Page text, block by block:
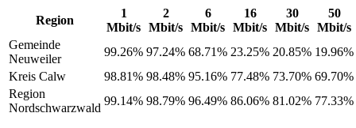
Region
1
Mbit/s
2
Mbit/s
6
Mbit/s
16
Mbit/s
30
Mbit/s
50
Mbit/s
Gemeinde
Neuweiler
99.26% 97.24% 68.71% 23.25% 20.85% 19.96%
Kreis Calw
98.81% 98.48% 95.16% 77.48% 73.70% 69.70%
Region
Nordschwarzwald
99.14% 98.79% 96.49% 86.06% 81.02% 77.33%